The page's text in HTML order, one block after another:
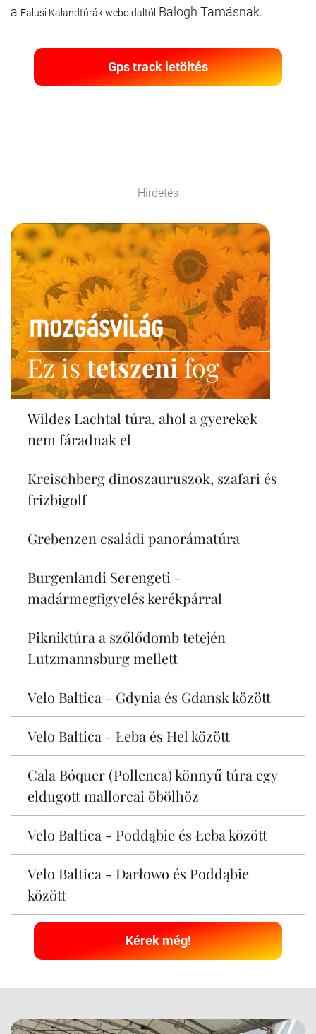
a Falusi Kalandtúrák weboldaltól Balogh Tamásnak.
Gps track letöltés
Hirdetés
Ez istetszenifog
Wildes Lachtal túra, ahol a gyerekek
nem fáradnak el
Kreischberg dinoszauruszok, szafari és
frizbigolf
Grebenzen családi panorámatúra
Burgenlandi Serengeti -
madármegfigyelés kerékpárral
Pikniktúra a szőlődomb tetején
Lutzmannsburg mellett
Velo Baltica - Gdynia és Gdansk között
Velo Baltica - Łeba és Hel között
Cala Bóquer (Pollenca) könnyű túra egy
eldugott mallorcai öbölhöz
Velo Baltica - Poddąbie és Łeba között
Velo Baltica - Darłowo és Poddąbie
között
Kérek még!